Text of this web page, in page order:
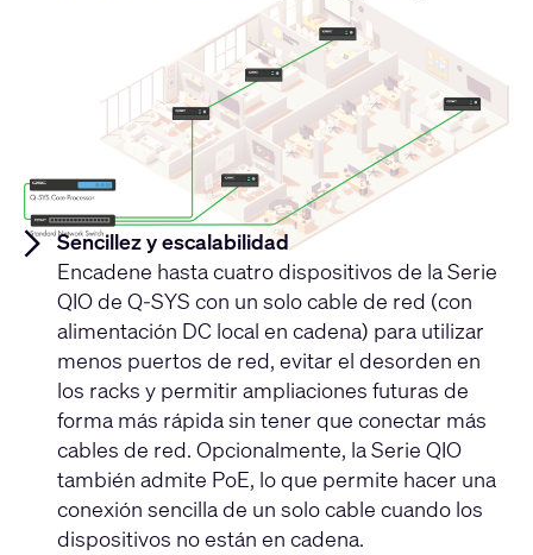
Sencillez y escalabilidad
Encadene hasta cuatro dispositivos de la Serie
QIO de Q-SYS con un solo cable de red (con
alimentación DC local en cadena) para utilizar
menos puertos de red, evitar el desorden en
los racks y permitir ampliaciones futuras de
forma más rápida sin tener que conectar más
cables de red. Opcionalmente, la Serie QIO
también admite PoE, lo que permite hacer una
conexión sencilla de un solo cable cuando los
dispositivos no están en cadena.